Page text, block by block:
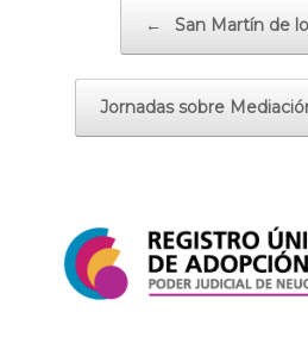
← San Martín de
Jornadas sobre